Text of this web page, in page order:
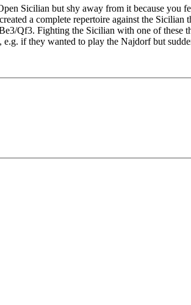
Sicilian but shy away from it because you
a complete repertoire against the
Qf3. Fighting the Sicilian with one of these
if they wanted to play the Najdorf but
Aufgaben und Schlüsselstellungen, der
mit Brettgrafik, Notation und großer
Varianten vorführen, auswendig lernen
nachspielbar im Analysebrett